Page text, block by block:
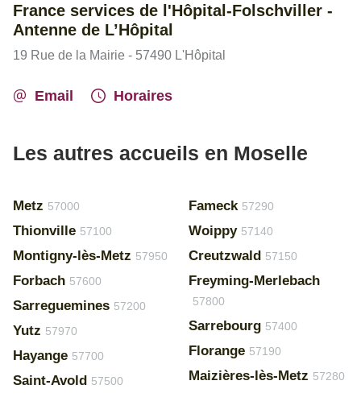
France services de l'Hôpital-Folschviller -
Antenne de L’Hôpital
19 Rue de la Mairie - 57490 L'Hôpital
Email Horaires
Les autres accueils en Moselle
Metz 57000
Thionville 57100
Montigny-lès-Metz 57950
Forbach 57600
Sarreguemines 57200
Yutz 57970
Hayange 57700
Saint-Avold 57500
Fameck 57290
Woippy 57140
Creutzwald 57150
Freyming-Merlebach
57800
Sarrebourg 57400
Florange 57190
Maizières-lès-Metz 57280